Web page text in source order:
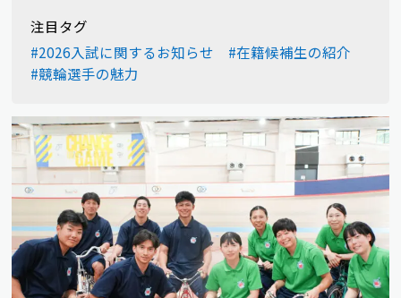
注目タグ
#2026入試に関するお知らせ
#在籍候補生の紹介
#競輪選手の魅力